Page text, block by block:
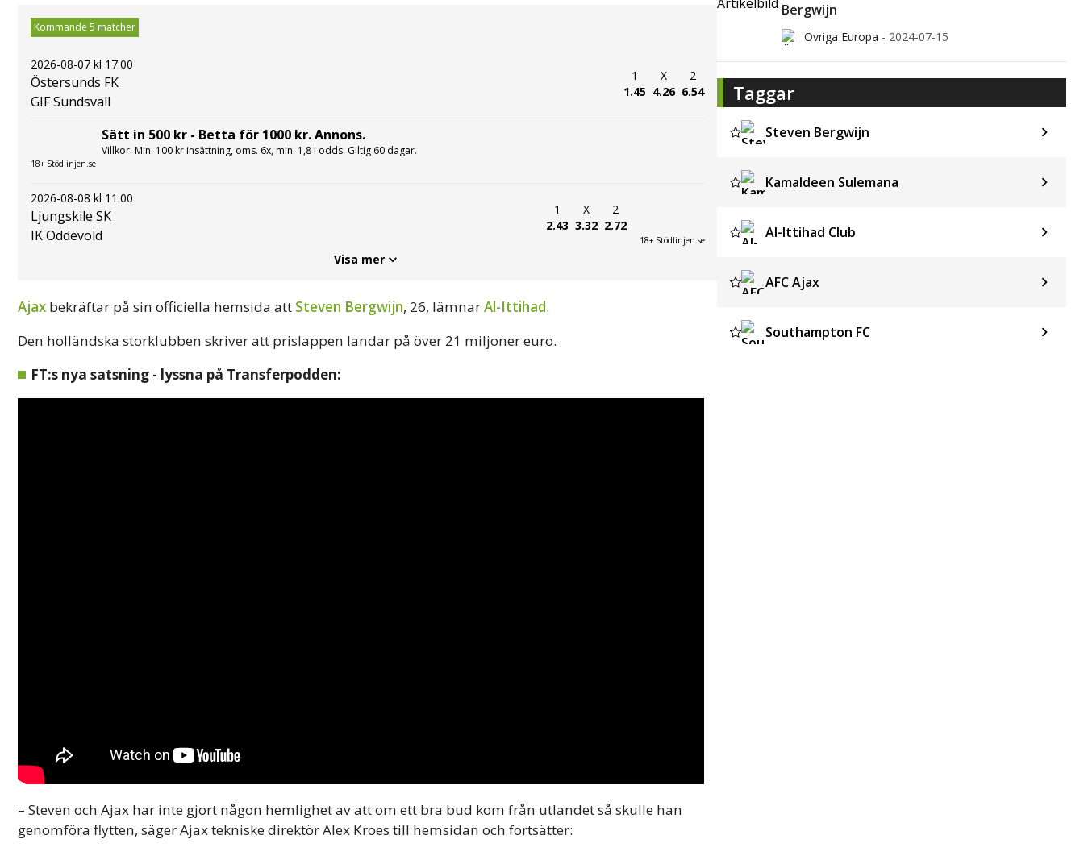
Kommande 5 matcher
2026-08-07 kl 17:00
Östersunds FK
GIF Sundsvall
1
1.45
X
4.26
2
6.54
18+ Stödlinjen.se
Sätt in 500 kr - Betta för 1000 kr. Annons.
Villkor: Min. 100 kr insättning, oms. 6x, min. 1,8 i odds. Giltig 60 dagar.
2026-08-08 kl 11:00
Ljungskile SK
IK Oddevold
1
2.43
X
3.32
2
2.72
18+ Stödlinjen.se
Visa mer
Ajax bekräftar på sin officiella hemsida att Steven Bergwijn, 26, lämnarAl-Ittihad.
Den holländska storklubben skriver att prislappen landar på över 21 miljoner euro.
FT:s nya satsning - lyssna på Transferpodden:
– Steven och Ajax har inte gjort någon hemlighet av att om ett bra bud kom från utlandet så skulle han
genomföra flytten, säger Ajax tekniske direktör Alex Kroes till hemsidan och fortsätter:
Bergwijn
Övriga Europa - 2024-07-15
Taggar
Steven Bergwijn
Kamaldeen Sulemana
Al-Ittihad Club
AFC Ajax
Southampton FC